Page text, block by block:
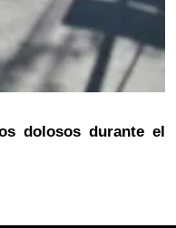
dolosos durante el